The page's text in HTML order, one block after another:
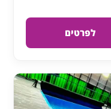
לפרטים